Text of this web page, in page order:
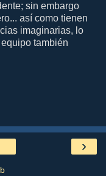
sin embargo
así como tienen
imaginarias, lo
también
›